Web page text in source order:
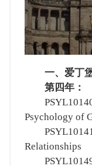
一、爱丁
第四年：
PSYL10140
Psychology of
PSYL10141
Relationships
PSYL10149